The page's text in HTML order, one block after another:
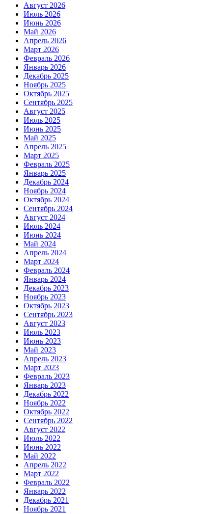
Август 2026
Июль 2026
Июнь 2026
Май 2026
Апрель 2026
Март 2026
Февраль 2026
Январь 2026
Декабрь 2025
Ноябрь 2025
Октябрь 2025
Сентябрь 2025
Август 2025
Июль 2025
Июнь 2025
Май 2025
Апрель 2025
Март 2025
Февраль 2025
Январь 2025
Декабрь 2024
Ноябрь 2024
Октябрь 2024
Сентябрь 2024
Август 2024
Июль 2024
Июнь 2024
Май 2024
Апрель 2024
Март 2024
Февраль 2024
Январь 2024
Декабрь 2023
Ноябрь 2023
Октябрь 2023
Сентябрь 2023
Август 2023
Июль 2023
Июнь 2023
Май 2023
Апрель 2023
Март 2023
Февраль 2023
Январь 2023
Декабрь 2022
Ноябрь 2022
Октябрь 2022
Сентябрь 2022
Август 2022
Июль 2022
Июнь 2022
Май 2022
Апрель 2022
Март 2022
Февраль 2022
Январь 2022
Декабрь 2021
Ноябрь 2021